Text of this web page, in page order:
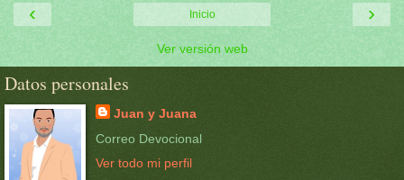
‹ ›
Inicio
Ver versión web
Datos personales
Juan y Juana
Correo Devocional
Ver todo mi perfil